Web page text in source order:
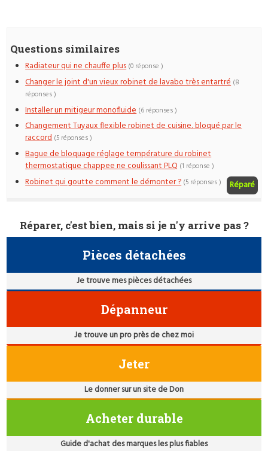
Questions similaires
Radiateur qui ne chauffe plus (0 réponse )
Changer le joint d'un vieux robinet de lavabo très entartré (8
réponses )
Installer un mitigeur monofluide (6 réponses )
Changement Tuyaux flexible robinet de cuisine, bloqué par le
raccord (5 réponses )
Bague de bloquage réglage température du robinet
thermostatique chappee ne coulissant PLQ (1 réponse )
Robinet qui goutte comment le démonter ? Réparé
(5 réponses )
Réparer, c'est bien, mais si je n'y arrive pas ?
Pièces détachées
Je trouve mes pièces détachées
Dépanneur
Je trouve un pro près de chez moi
Jeter
Le donner sur un site de Don
Acheter durable
Guide d'achat des marques les plus fiables